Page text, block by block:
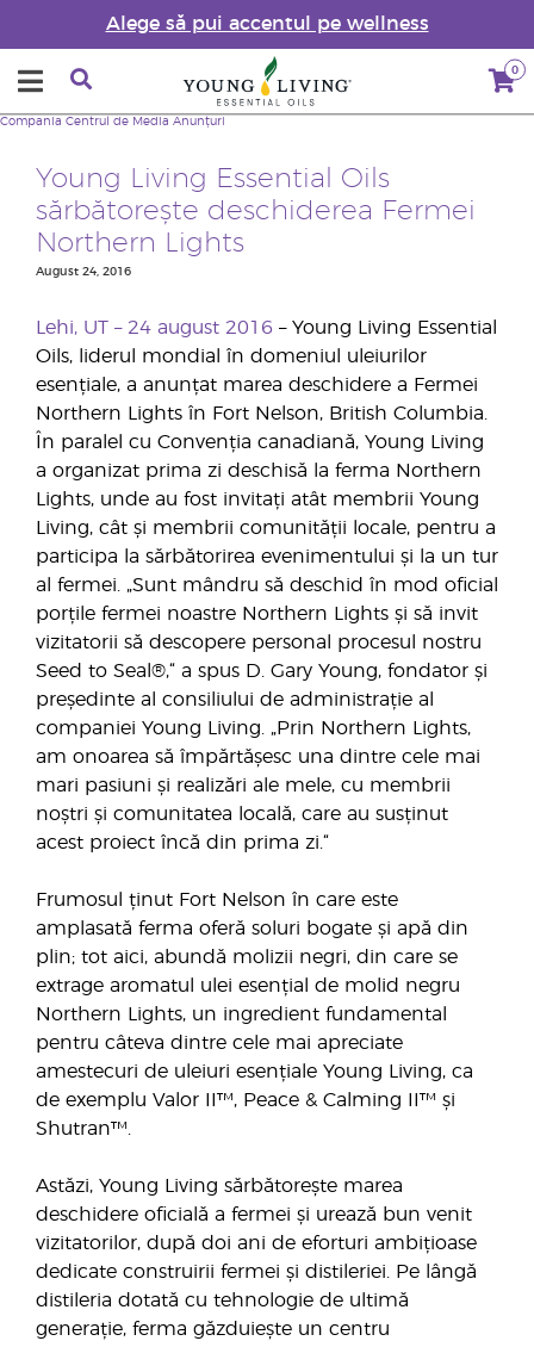
Alege să pui accentul pe wellness
0
Compania Centrul de Media Anunțuri
Young Living Essential Oils
sărbătorește deschiderea Fermei
Northern Lights
August 24, 2016
Lehi, UT – 24 august 2016 – Young Living Essential
Oils, liderul mondial în domeniul uleiurilor
esențiale, a anunțat marea deschidere a Fermei
Northern Lights în Fort Nelson, British Columbia.
În paralel cu Convenția canadiană, Young Living
a organizat prima zi deschisă la ferma Northern
Lights, unde au fost invitați atât membrii Young
Living, cât și membrii comunității locale, pentru a
participa la sărbătorirea evenimentului și la un tur
al fermei. „Sunt mândru să deschid în mod oficial
porțile fermei noastre Northern Lights și să invit
vizitatorii să descopere personal procesul nostru
Seed to Seal®,“ a spus D. Gary Young, fondator și
președinte al consiliului de administrație al
companiei Young Living. „Prin Northern Lights,
am onoarea să împărtășesc una dintre cele mai
mari pasiuni și realizări ale mele, cu membrii
noștri și comunitatea locală, care au susținut
acest proiect încă din prima zi.“
Frumosul ținut Fort Nelson în care este
amplasată ferma oferă soluri bogate și apă din
plin; tot aici, abundă molizii negri, din care se
extrage aromatul ulei esențial de molid negru
Northern Lights, un ingredient fundamental
pentru câteva dintre cele mai apreciate
amestecuri de uleiuri esențiale Young Living, ca
de exemplu Valor II™, Peace & Calming II™ și
Shutran™.
Astăzi, Young Living sărbătorește marea
deschidere oficială a fermei și urează bun venit
vizitatorilor, după doi ani de eforturi ambițioase
dedicate construirii fermei și distileriei. Pe lângă
distileria dotată cu tehnologie de ultimă
generație, ferma găzduiește un centru